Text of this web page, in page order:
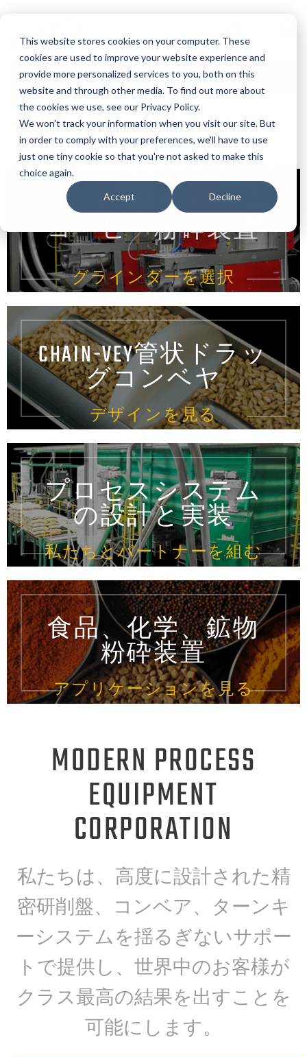
This website stores cookies on your computer. These
cookies are used to improve your website experience and
provide more personalized services to you, both on this
website and through other media. To find out more about
the cookies we use, see our Privacy Policy.
We won't track your information when you visit our site. But
in order to comply with your preferences, we'll have to use
just one tiny cookie so that you're not asked to make this
choice again.
Accept Decline
MENU
見積もり依頼
サービスをご依頼く
ださい
コーヒー粉砕装置
グラインダーを選択
CHAIN-VEY管状ドラッ
グコンベヤ
デザインを見る
プロセスシステム
の設計と実装
私たちとパートナーを組む
食品、化学、鉱物
粉砕装置
アプリケーションを見る
MODERN PROCESS
EQUIPMENT
CORPORATION
私たちは、高度に設計された精
密研削盤、コンベア、ターンキ
ーシステムを揺るぎないサポー
トで提供し、世界中のお客様が
クラス最高の結果を出すことを
可能にします。